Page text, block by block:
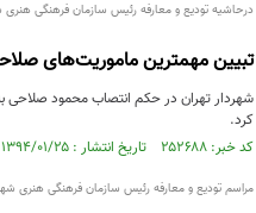
درحاشیه تودیع و معارفه رئیس سازمان فرهنگی هنری
تبیین مهمترین ماموریت‌های
شهردار تهران در حکم انتصاب محمود صلاحی
کرد.
کد خبر: ۲۵۲۶۸۸ تاریخ انتشار : ۱۳۹۴/۰۱/۲۵
مراسم تودیع و معارفه رئیس سازمان فرهنگی هنری